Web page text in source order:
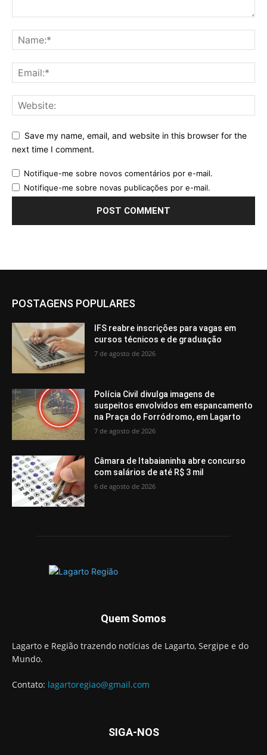
Save my name, email, and website in this browser for the
next time I comment.
Notifique-me sobre novos comentários por e-mail.
Notifique-me sobre novas publicações por e-mail.
POSTAGENS POPULARES
IFS reabre inscrições para vagas em
cursos técnicos e de graduação
7 de agosto de 2026
Polícia Civil divulga imagens de
suspeitos envolvidos em espancamento
na Praça do Forródromo, em Lagarto
7 de agosto de 2026
Câmara de Itabaianinha abre concurso
com salários de até R$ 3 mil
6 de agosto de 2026
Quem Somos
Lagarto e Região trazendo notícias de Lagarto, Sergipe e do
Mundo.
Contato: lagartoregiao@gmail.com
SIGA-NOS